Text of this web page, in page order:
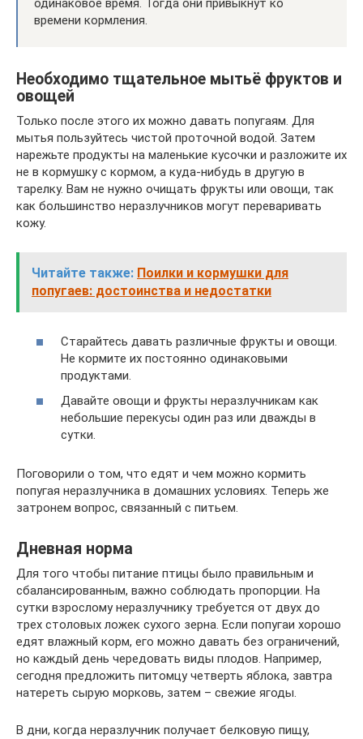
одинаковое время. Тогда они привыкнут ко
времени кормления.
Необходимо тщательное мытьё фруктов и
овощей
Только после этого их можно давать попугаям. Для
мытья пользуйтесь чистой проточной водой. Затем
нарежьте продукты на маленькие кусочки и разложите их
не в кормушку с кормом, а куда-нибудь в другую в
тарелку. Вам не нужно очищать фрукты или овощи, так
как большинство неразлучников могут переваривать
кожу.
Читайте также: Поилки и кормушки для
попугаев: достоинства и недостатки
Старайтесь давать различные фрукты и овощи.
Не кормите их постоянно одинаковыми
продуктами.
Давайте овощи и фрукты неразлучникам как
небольшие перекусы один раз или дважды в
сутки.
Поговорили о том, что едят и чем можно кормить
попугая неразлучника в домашних условиях. Теперь же
затронем вопрос, связанный с питьем.
Дневная норма
Для того чтобы питание птицы было правильным и
сбалансированным, важно соблюдать пропорции. На
сутки взрослому неразлучнику требуется от двух до
трех столовых ложек сухого зерна. Если попугаи хорошо
едят влажный корм, его можно давать без ограничений,
но каждый день чередовать виды плодов. Например,
сегодня предложить питомцу четверть яблока, завтра
натереть сырую морковь, затем – свежие ягоды.
В дни, когда неразлучник получает белковую пищу,